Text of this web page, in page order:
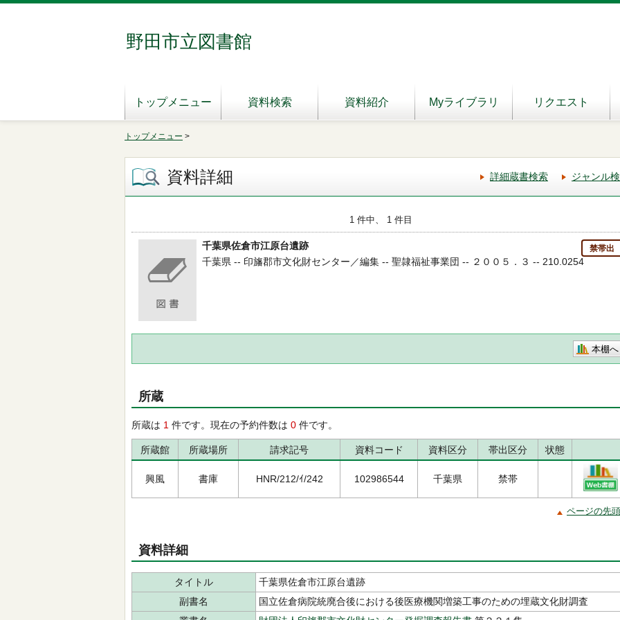
野田市立図書館
トップメニュー 資料検索 資料紹介 Myライブラリ リクエスト
トップメニュー >
資料詳細 詳細蔵書検索 ジャンル
1 件中、 1 件目
千葉県佐倉市江原台遺跡 禁帯出
千葉県 -- 印旛郡市文化財センター／編集 -- 聖隷福祉事業団 -- ２００５．３ -- 210.0254
本棚へ
所蔵
所蔵は 1 件です。現在の予約件数は 0 件です。
所蔵館 所蔵場所 請求記号 資料コード 資料区分 帯出区分 状態
興風 書庫 HNR/212/ｲ/242 102986544 千葉県 禁帯
ページの先
資料詳細
タイトル
千葉県佐倉市江原台遺跡
副書名
国立佐倉病院統廃合後における後医療機関増築工事のための埋蔵文化財調査